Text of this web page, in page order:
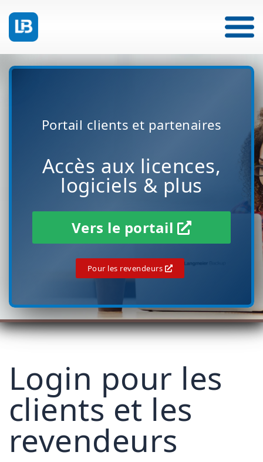
Portail clients et partenaires
Accès aux licences,
logiciels & plus
Vers le portail
Pour les revendeurs
Login pour les
clients et les
revendeurs